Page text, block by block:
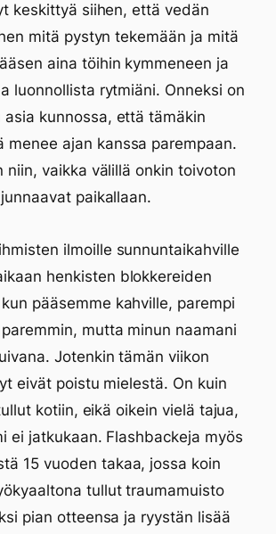
keskittyä siihen, että vedän
mitä pystyn tekemään ja mitä
aina töihin kymmeneen ja
luonnollista rytmiäni. Onneksi on
asia kunnossa, että tämäkin
menee ajan kanssa parempaan.
niin, vaikka välillä onkin toivoton
paikallaan.
ilmoille sunnuntaikahville
henkisten blokkereiden
pääsemme kahville, parempi
mutta minun naamani
Jotenkin tämän viikon
eivät poistu mielestä. On kuin
kotiin, eikä oikein vielä tajua,
ei jatkukaan. Flashbackeja myös
15 vuoden takaa, jossa koin
tullut traumamuisto
pian otteensa ja ryystän lisää